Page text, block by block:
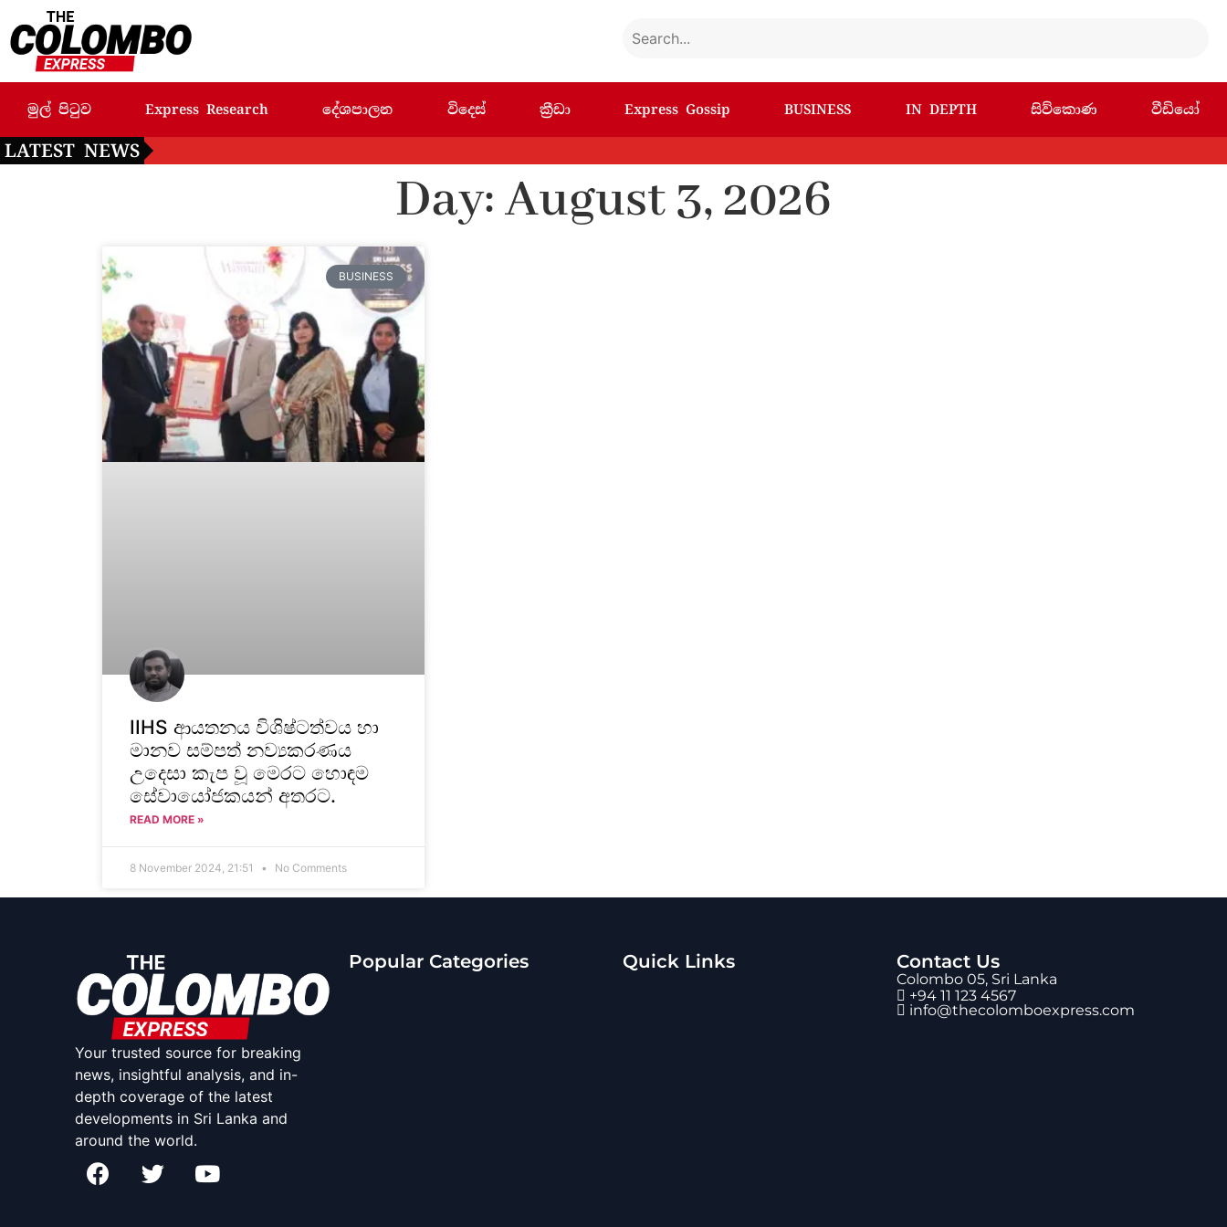
මුල් පිටුව Express Research දේශපාලන විදෙස් ක්‍රීඩා Express Gossip BUSINESS IN DEPTH සිව්කොණ වීඩියෝ
LATEST NEWS
Day: August 3, 2026
BUSINESS
IIHS ආයතනය විශිෂ්ටත්වය හා
මානව සම්පත් නව්‍යකරණය
උදෙසා කැප වූ මෙරට හොඳම
සේවායෝජකයන් අතරට.
READ MORE »
8 November 2024, 21:51 No Comments
Your trusted source for breaking
news, insightful analysis, and in-
depth coverage of the latest
developments in Sri Lanka and
around the world.
Popular Categories Quick Links Contact Us
Colombo 05, Sri Lanka
+94 11 123 4567
info@thecolomboexpress.com